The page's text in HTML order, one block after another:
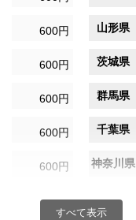
600円 山形県
600円 茨城県
600円 群馬県
600円 千葉県
600円 神奈川県
600円 富山県
すべて表示